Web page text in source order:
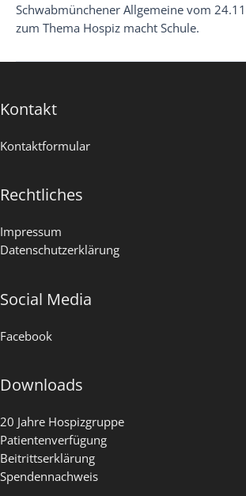
Schwabmünchener Allgemeine vom
zum Thema Hospiz macht Schule.
Kontakt
Kontaktformular
Rechtliches
Impressum
Datenschutzerklärung
Social Media
Facebook
Downloads
20 Jahre Hospizgruppe
Patientenverfügung
Beitrittserklärung
Spendennachweis